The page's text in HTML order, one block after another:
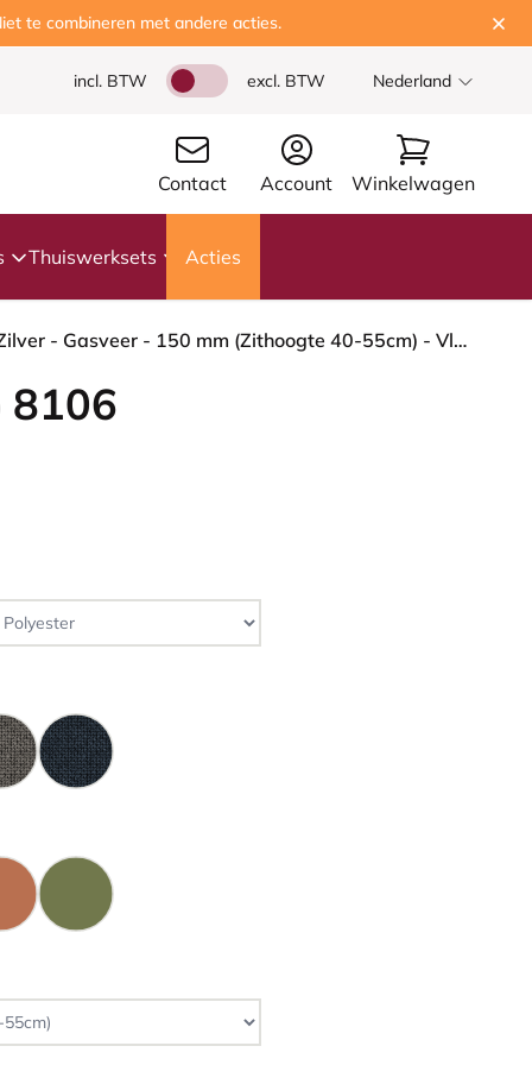
te combineren met andere acties.
incl. BTW excl. BTW Nederland
Contact Account Winkelwagen
Thuiswerksets Acties
HÅG Capisco 8106 - Cura Loop (Gabriel) - Gerecycled Polyester - CLP60999 Black - Framekleur - Zilver - Gasveer - 150 mm (Zithoogte 40-55cm) - Vloercontact - Harde wielen t.b.v. zachte vloeren - Voetenring - Nee, geen voetenring - Voetster - Ja, voetste...
8106